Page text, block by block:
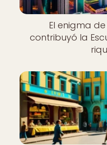
El enigma
contribuyó la